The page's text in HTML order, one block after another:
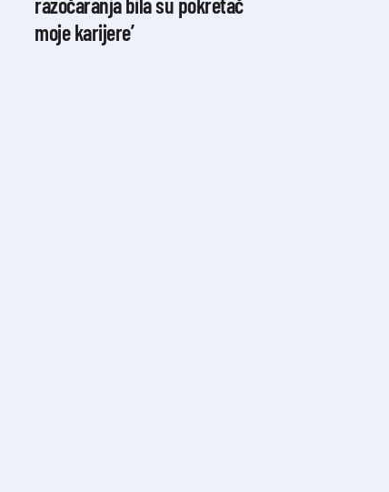
moje karijere’